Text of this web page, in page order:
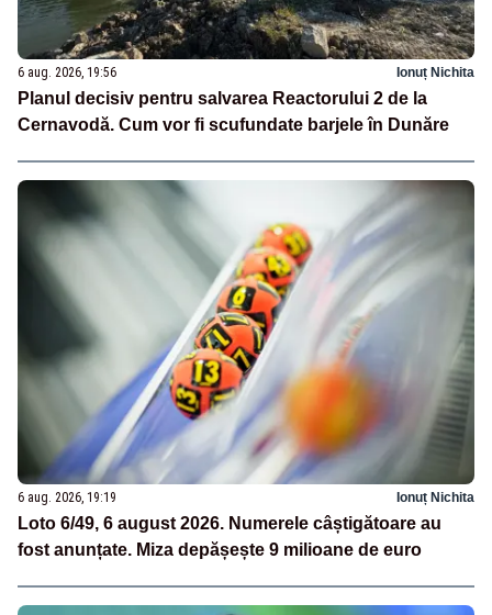
6 aug. 2026, 19:56 Ionuț Nichita
Planul decisiv pentru salvarea Reactorului 2 de la
Cernavodă. Cum vor fi scufundate barjele în Dunăre
6 aug. 2026, 19:19 Ionuț Nichita
Loto 6/49, 6 august 2026. Numerele câștigătoare au
fost anunțate. Miza depășește 9 milioane de euro